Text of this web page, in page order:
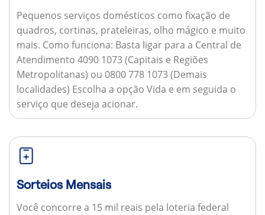
Pequenos serviços domésticos como fixação de
quadros, cortinas, prateleiras, olho mágico e muito
mais. Como funciona: Basta ligar para a Central de
Atendimento 4090 1073 (Capitais e Regiões
Metropolitanas) ou 0800 778 1073 (Demais
localidades) Escolha a opção Vida e em seguida o
serviço que deseja acionar.
Sorteios Mensais
Você concorre a 15 mil reais pela loteria federal